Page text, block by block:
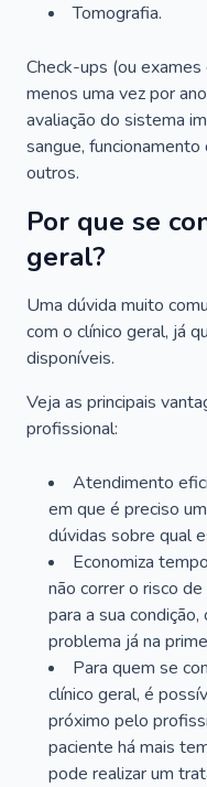
Tomografia.
Check-ups (ou
menos uma vez por
avaliação do sistema
sangue,
outros.
Por que se
geral?
Uma dúvida muito
com o clínico geral, já
disponíveis.
Veja as principais
profissional:
Atendimento
em que é preciso
dúvidas sobre qual
Economiza
não correr o risco
para a sua
problema já na
Para quem se
clínico geral, é
próximo pelo
paciente há mais
pode realizar um